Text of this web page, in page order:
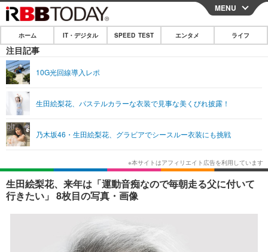
CLOSE
ホーム
IT・デジタル
ショッピング その他
SPEED TEST
エンタメ
エンタメTOP 映画・ドラマ
韓国・芸能
音楽 スポーツ
ショッピング
ライフ
ライフTOP グルメ
ペット ショッピング
その他
リリース一覧
プッシュ通知の停止方法
MENU
ホーム IT・デジタル SPEED TEST エンタメ ライフ
注目記事
10G光回線導入レポ
生田絵梨花、パステルカラーな衣装で見事な美くびれ披露！
乃木坂46・生田絵梨花、グラビアでシースルー衣装にも挑戦
生田絵梨花、来年は「運動音痴なので毎朝走る父に付いて
行きたい」 8枚目の写真・画像